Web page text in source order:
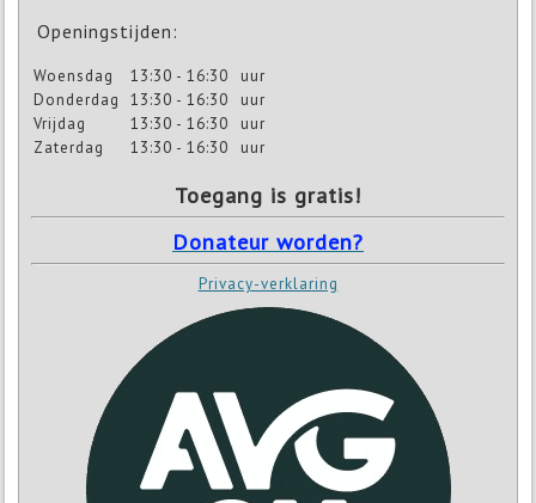
Openingstijden:
Woensdag 13:30 - 16:30
uur
Donderdag
13:30 - 16:30
uur
Vrijdag
13:30 - 16:30
uur
Zaterdag
13:30 - 16:30 uur
Toegang is gratis!
Donateur worden?
Privacy-verklaring